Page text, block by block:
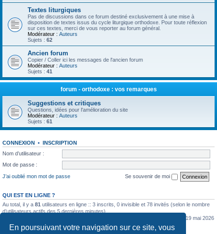
En poursuivant votre navigation sur ce site, vous
Textes liturgiques
Pas de discussions dans ce forum destiné exclusivement à une mise à
disposition de textes issus du cycle liturgique orthodoxe. Pour toute réflexion
sur ces textes, merci de vous reporter au forum général.
Modérateur : Auteurs
Sujets : 62
Ancien forum
Copier / Coller ici les messages de l'ancien forum
Modérateur : Auteurs
Sujets : 41
forum - orthodoxe : vos remarques
Suggestions et critiques
Questions, idées pour l'amélioration du site
Modérateur : Auteurs
Sujets : 61
CONNEXION • INSCRIPTION
Nom d’utilisateur :
Mot de passe :
J’ai oublié mon mot de passe
Se souvenir de moi
QUI EST EN LIGNE ?
Au total, il y a 81 utilisateurs en ligne :: 3 inscrits, 0 invisible et 78 invités (selon le nombre
d’utilisateurs actifs des 5 dernières minutes)
le mar. 19 mai 2026
0:07